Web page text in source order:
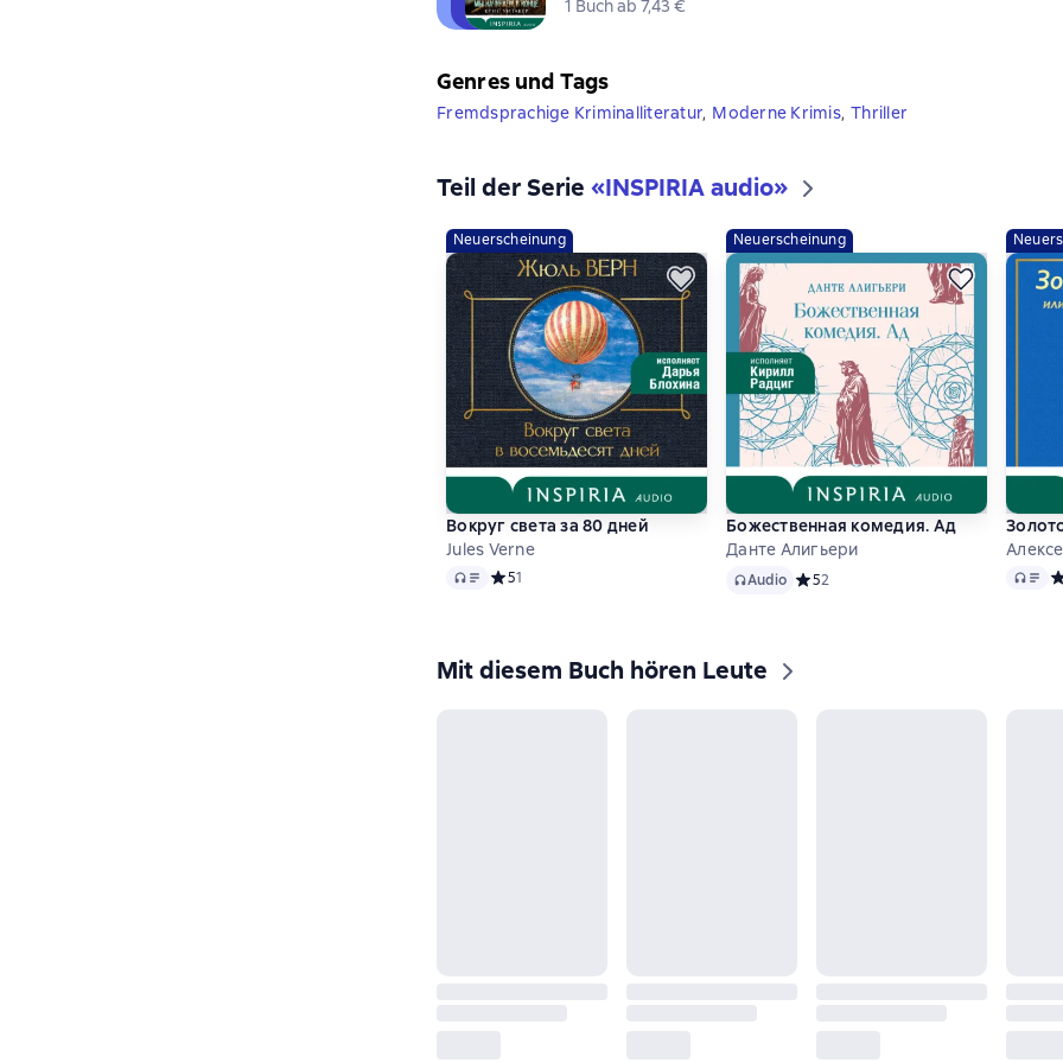
1 Buch ab 7,43 €
Genres und Tags
Fremdsprachige Kriminalliteratur, Moderne Krimis, Thriller
Teil der Serie «INSPIRIA audio»
Neuerscheinung
Вокруг света за 80 дней
Jules Verne
Audio Средний рейтинг 5 на основе 1 оценок
51
Neuerscheinung
Божественная комедия. Ад
Данте Алигьери
AudioAudio Средний рейтинг 5 на основе 2
52 Audio
Mit diesem Buch hören Leute